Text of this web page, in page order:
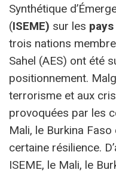
Synthétique
(ISEME) sur les
trois nations
Sahel (AES) ont été
positionnement.
terrorisme et aux
provoquées par les
Mali, le Burkina
certaine résilience.
ISEME, le Mali, le